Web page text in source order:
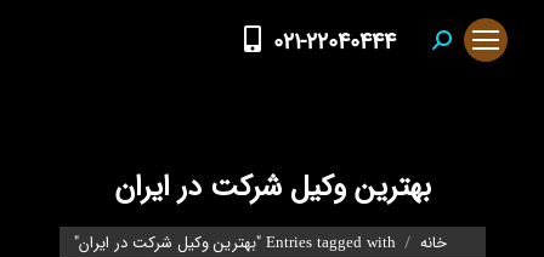
Search:
021-22040444
بهترین وکیل شرکت در ایران
You are here:
خانه Entries tagged with "بهترین وکیل شرکت در ایران"